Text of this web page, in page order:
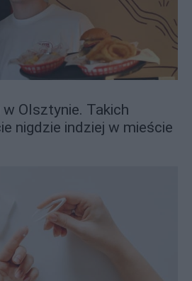
Olsztynie. Takich
nigdzie indziej w mieście